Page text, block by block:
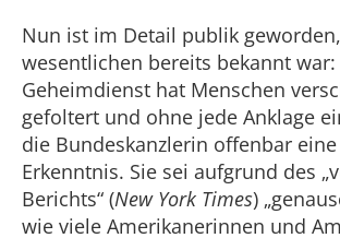
Nun ist im Detail publik
wesentlichen bereits bekannt war:
Geheimdienst hat Menschen
gefoltert und ohne jede Anklage
die Bundeskanzlerin offenbar
Erkenntnis. Sie sei aufgrund des
Berichts“ (New York Times)
wie viele Amerikanerinnen und